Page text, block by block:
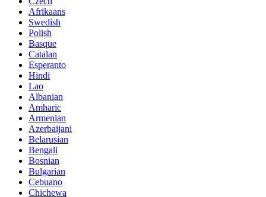
Afrikaans
Swedish
Polish
Basque
Catalan
Esperanto
Hindi
Lao
Albanian
Amharic
Armenian
Azerbaijani
Belarusian
Bengali
Bosnian
Bulgarian
Cebuano
Chichewa